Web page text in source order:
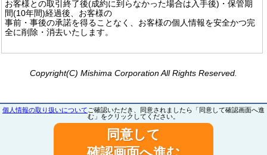
お客様との取引終了後(成約に到らなかった場合は入手後)・保管期
間(10年間)経過後、お客様の
事前・事後の承諾を得ることなく、お客様の個人情報を安全かつ完
全に削除・消去いたします。
Copyright(C) Mishima Corporation All Rights Reserved.
個人情報の取り扱いについて ご確認いただき、同意されましたら「同意して確認画面へ進
む」をクリックしてください。
同意して
確認画面へ進む